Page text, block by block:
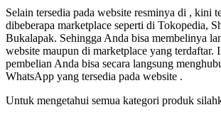
Selain tersedia pada website resminya di , kini
dibeberapa marketplace seperti di Tokopedia,
Bukalapak. Sehingga Anda bisa membelinya
website maupun di marketplace yang terdaftar.
pembelian Anda bisa secara langsung
WhatsApp yang tersedia pada website .
Untuk mengetahui semua kategori produk